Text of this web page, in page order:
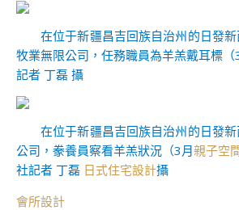
在位于新疆昌吉回族自治州的日發
牧業無限公司，任務職員為羊羔戴耳標
記者 丁磊 攝
在位于新疆昌吉回族自治州的日發
公司，豢養員察看羊羔狀況（3月親子空
社記者 丁磊 日式住宅設計攝
會所設計